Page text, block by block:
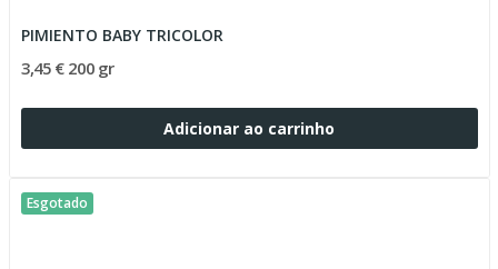
PIMIENTO BABY TRICOLOR
3,45 € 200 gr
Adicionar ao carrinho
Esgotado